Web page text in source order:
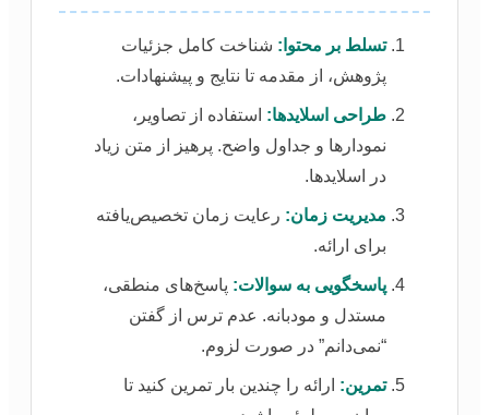
تسلط بر محتوا: شناخت کامل جزئیات
پژوهش، از مقدمه تا نتایج و پیشنهادات.
طراحی اسلایدها: استفاده از تصاویر،
نمودارها و جداول واضح. پرهیز از متن زیاد
در اسلایدها.
مدیریت زمان: رعایت زمان تخصیص‌یافته
برای ارائه.
پاسخگویی به سوالات: پاسخ‌های منطقی،
مستدل و مودبانه. عدم ترس از گفتن
“نمی‌دانم” در صورت لزوم.
تمرین: ارائه را چندین بار تمرین کنید تا